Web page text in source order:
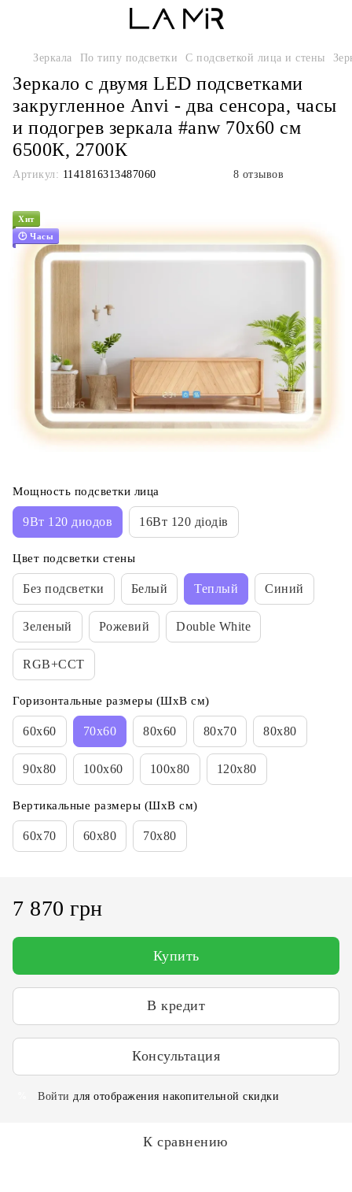
Зеркала По типу подсветки С подсветкой лица и стены
Зеркало с двумя LED подсветками
закругленное Anvi - два сенсора, часы
и подогрев зеркала #anw 70х60 см
6500К, 2700К
Артикул: 1141816313487060 8 отзывов
Хит
🕑 Часы
Мощность подсветки лица
9Вт 120 диодов 16Вт 120 діодів
Цвет подсветки стены
Без подсветки Белый Теплый Синий
Зеленый Рожевий Double White
RGB+CCT
Горизонтальные размеры (ШхВ см)
60х60 70х60 80х60 80х70 80x80
90х80 100х60 100х80 120х80
Вертикальные размеры (ШхВ см)
60х70 60х80 70х80
7 870 грн
Купить
В кредит
Консультация
Войти для отображения накопительной скидки
К сравнению